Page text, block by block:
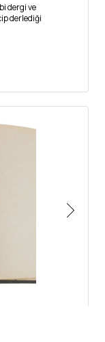
dergi ve
derlediği
1328, Şems
Paris´inde